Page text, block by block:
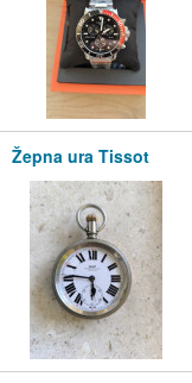
Žepna ura Tissot